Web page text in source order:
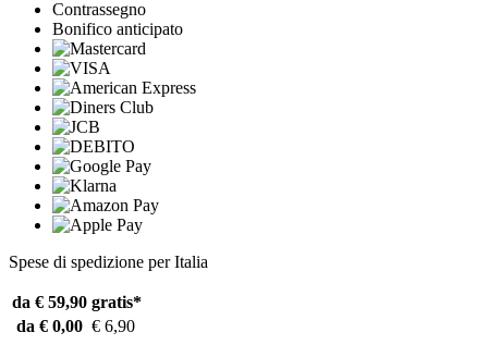
Contrassegno
Bonifico anticipato
Spese di spedizione per Italia
da € 59,90 gratis*
da € 0,00 € 6,90